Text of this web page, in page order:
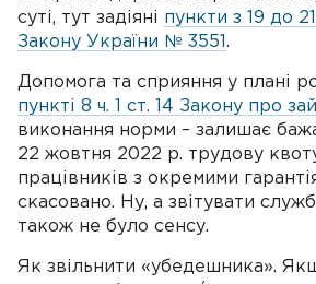
суті, тут задіяні пункти з 19 до
Закону України № 3551 .
Допомога та сприяння у плані
пункті 8 ч. 1 ст. 14 Закону про
виконання норми – залишає
22 жовтня 2022 р. трудову
працівників з окремими
скасовано. Ну, а звітувати
також не було сенсу.
Як звільнити «убедешника».